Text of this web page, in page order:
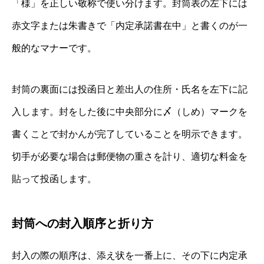
「様」を正しい敬称で使い分けます。封筒表の左下には
赤文字または朱書きで「内定承諾書在中」と書くのが一
般的なマナーです。
封筒の裏面には投函日と差出人の住所・氏名を左下に記
入します。封をした後に中央部分に〆（しめ）マークを
書くことで封かんが完了していることを明示できます。
切手が必要な場合は郵便物の重さを計り、適切な料金を
貼って投函します。
封筒への封入順序と折り方
封入の際の順序は、添え状を一番上に、その下に内定承